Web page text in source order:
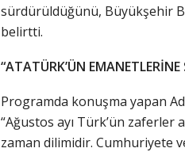
sürdürüldüğünü, Büyükşehir
belirtti.
“ATATÜRK’ÜN
Programda konuşma yapan
“Ağustos ayı Türk’ün zaferler
zaman dilimidir. Cumhuriyete